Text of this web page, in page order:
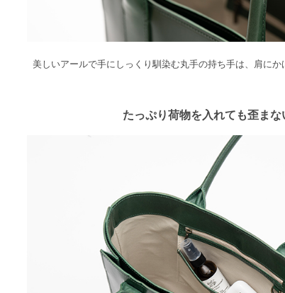
美しいアールで手にしっくり馴染む丸手の持ち手は、肩に
たっぷり荷物を入れても歪まな